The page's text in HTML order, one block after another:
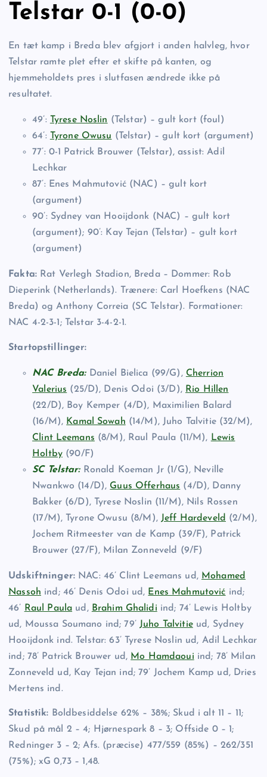
Telstar 0-1 (0-0)
En tæt kamp i Breda blev afgjort i anden halvleg, hvor
Telstar ramte plet efter et skifte på kanten, og
hjemmeholdets pres i slutfasen ændrede ikke på
resultatet.
49’: Tyrese Noslin (Telstar) – gult kort (foul)
64’: Tyrone Owusu (Telstar) – gult kort (argument)
77’: 0-1 Patrick Brouwer (Telstar), assist: Adil
Lechkar
87’: Enes Mahmutović (NAC) – gult kort
(argument)
90’: Sydney van Hooijdonk (NAC) – gult kort
(argument); 90’: Kay Tejan (Telstar) – gult kort
(argument)
Fakta:Rat Verlegh Stadion, Breda – Dommer: Rob
Dieperink (Netherlands). Trænere: Carl Hoefkens (NAC
Breda) og Anthony Correia (SC Telstar). Formationer:
NAC 4-2-3-1; Telstar 3-4-2-1.
Startopstillinger:
NAC Breda:Daniel Bielica (99/G), Cherrion
Valerius (25/D), Denis Odoi (3/D), Rio Hillen
(22/D), Boy Kemper (4/D), Maximilien Balard
(16/M), Kamal Sowah (14/M), Juho Talvitie (32/M),
Clint Leemans (8/M), Raul Paula (11/M), Lewis
Holtby(90/F)
SC Telstar:Ronald Koeman Jr (1/G), Neville
Nwankwo (14/D), Guus Offerhaus (4/D), Danny
Bakker (6/D), Tyrese Noslin (11/M), Nils Rossen
(17/M), Tyrone Owusu (8/M), Jeff Hardeveld (2/M),
Jochem Ritmeester van de Kamp (39/F), Patrick
Brouwer (27/F), Milan Zonneveld (9/F)
Udskiftninger: NAC: 46’ Clint Leemans ud, Mohamed
Nassoh ind; 46’ Denis Odoi ud, Enes Mahmutović ind;
46’ Raul Paula ud, Brahim Ghalidi ind; 74’ Lewis Holtby
ud, Moussa Soumano ind; 79’ Juho Talvitieud, Sydney
Hooijdonk ind. Telstar: 63’ Tyrese Noslin ud, Adil Lechkar
ind; 78’ Patrick Brouwer ud, Mo Hamdaoui ind; 78’ Milan
Zonneveld ud, Kay Tejan ind; 79’ Jochem Kamp ud, Dries
Mertens ind.
Statistik: Boldbesiddelse 62% – 38%; Skud i alt 11 – 11;
Skud på mål 2 – 4; Hjørnespark 8 – 3; Offside 0 – 1;
Redninger 3 – 2; Afs. (præcise) 477/559 (85%) – 262/351
(75%); xG 0,73 – 1,48.